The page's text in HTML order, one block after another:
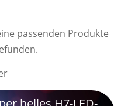
passenden Produkte